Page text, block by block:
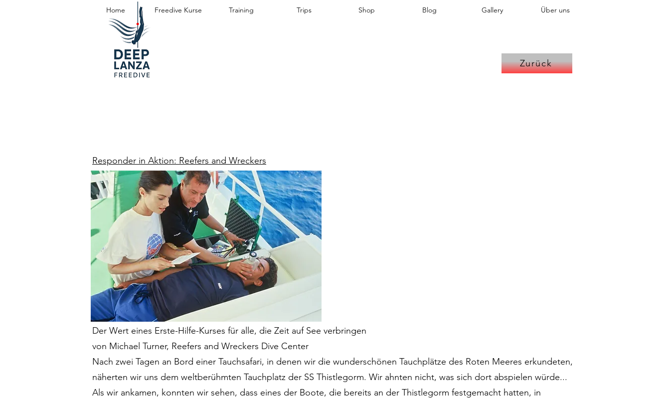
Home Freedive Kurse Training Trips Shop Blog Gallery Über uns
Zurück
Responder in Aktion: Reefers and Wreckers
Der Wert eines Erste-Hilfe-Kurses für alle, die Zeit auf See verbringen
von Michael Turner, Reefers and Wreckers Dive Center
Nach zwei Tagen an Bord einer Tauchsafari, in denen wir die wunderschönen Tauchplätze des Roten Meeres erkundeten,
näherten wir uns dem weltberühmten Tauchplatz der SS Thistlegorm. Wir ahnten nicht, was sich dort abspielen würde...
Als wir ankamen, konnten wir sehen, dass eines der Boote, die bereits an der Thistlegorm festgemacht hatten, in